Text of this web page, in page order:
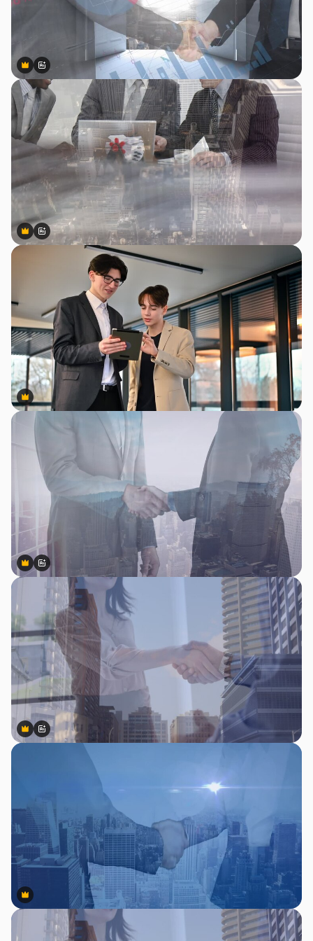
Premium
Premium
สร้างขึ้นโดย AI
Premium
Premium
สร้างขึ้นโดย AI
Premium
Premium
Premium
Premium
สร้างขึ้นโดย AI
Premium
Premium
สร้างขึ้นโดย AI
Premium
Premium